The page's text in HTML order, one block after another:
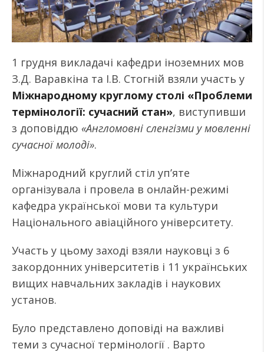
1 грудня викладачі кафедри іноземних мов
З.Д. Варавкіна та І.В. Стогній взяли участь у
Міжнародному круглому столі «Проблеми
термінології: сучасний стан», виступивши
з доповіддю «Англомовні сленгізми у мовленні
сучасної молоді».
Міжнародний круглий стіл уп’яте
організувала і провела в онлайн-режимі
кафедра української мови та культури
Національного авіаційного університету.
Участь у цьому заході взяли науковці з 6
закордонних університетів і 11 українських
вищих навчальних закладів і наукових
установ.
Було представлено доповіді на важливі
теми з сучасної термінології . Варто